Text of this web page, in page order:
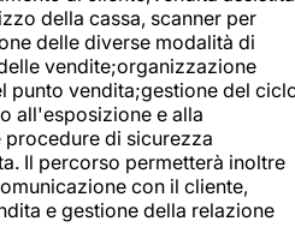
della cassa, scanner per
delle diverse modalità di
vendite;organizzazione
punto vendita;gestione del
all'esposizione e alla
di sicurezza
Il percorso permetterà inoltre
con il cliente,
e gestione della relazione